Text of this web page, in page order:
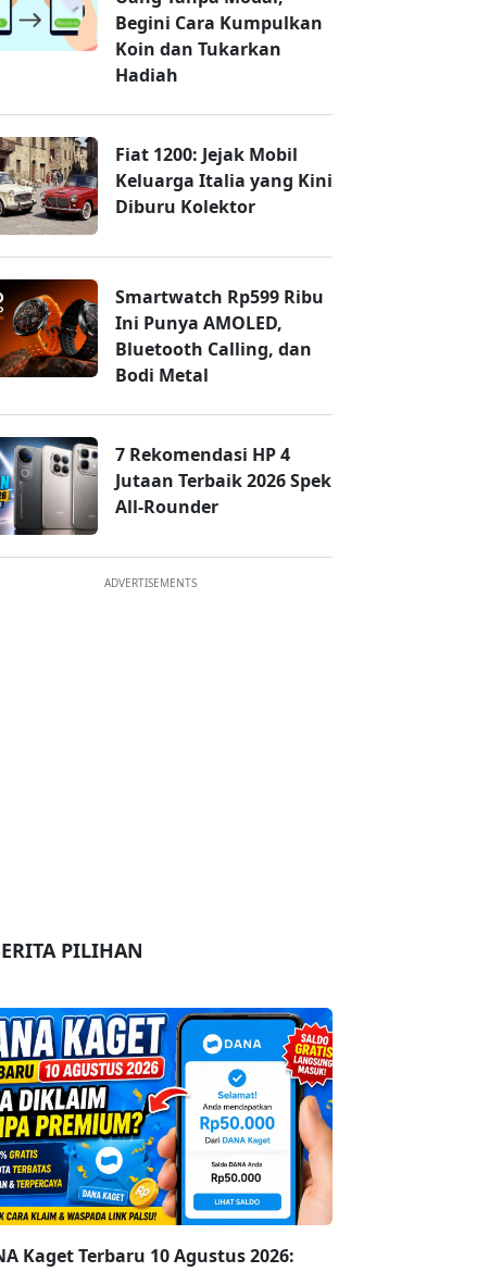
Begini Cara Kumpulkan
Koin dan Tukarkan
Hadiah
Fiat 1200: Jejak Mobil
Keluarga Italia yang Kini
Diburu Kolektor
Smartwatch Rp599 Ribu
Ini Punya AMOLED,
Bluetooth Calling, dan
Bodi Metal
7 Rekomendasi HP 4
Jutaan Terbaik 2026 Spek
All-Rounder
ADVERTISEMENTS
PILIHAN
Kaget Terbaru 10 Agustus 2026: